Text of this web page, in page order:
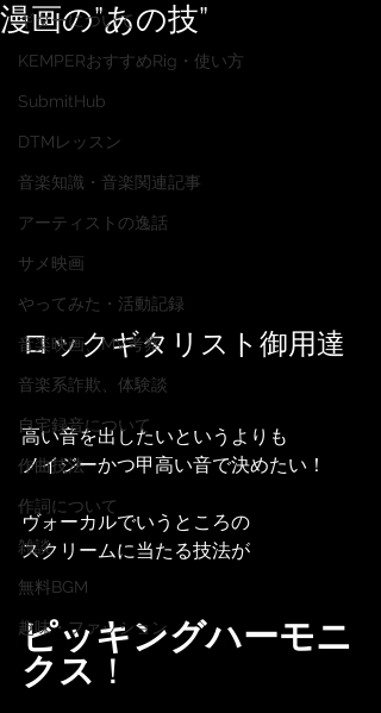
ギターについて
KEMPERおすすめRig・使い方
SubmitHub
DTMレッスン
音楽知識・音楽関連記事
アーティストの逸話
サメ映画
やってみた・活動記録
音楽映画、MV考察
音楽系詐欺、体験談
自宅録音について
作曲技法
作詞について
雑談
無料BGM
趣味・ファッション
漫画の”あの技”
ロックギタリスト御用達
高い音を出したいというよりも
ノイジーかつ甲高い音で決めたい！
ヴォーカルでいうところの
スクリームに当たる技法が
ピッキングハーモニ
クス ！